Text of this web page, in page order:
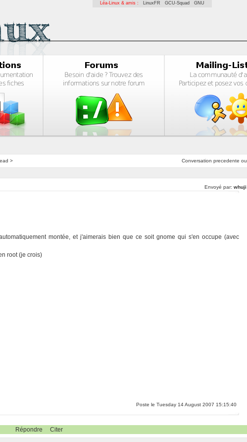
Léa-Linux & amis : LinuxFR GCU-Squad GNU
Conversation precedente ou
>
Envoyé par: whuji
montée, et j'aimerais bien que ce soit gnome qui s'en occupe (avec
root (je crois)
Poste le Tuesday 14 August 2007 15:15:40
Répondre Citer